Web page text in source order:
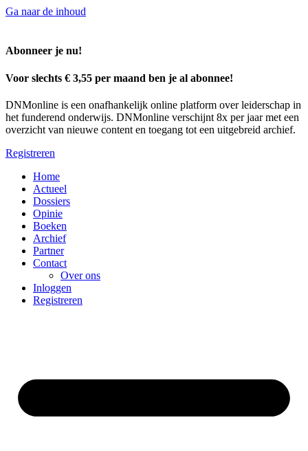
Ga naar de inhoud
Abonneer je nu!
Voor slechts € 3,55 per maand ben je al abonnee!
DNMonline is een onafhankelijk online platform over leiderschap in
het funderend onderwijs. DNMonline verschijnt 8x per jaar met een
overzicht van nieuwe content en toegang tot een uitgebreid archief.
Registreren
Home
Actueel
Dossiers
Opinie
Boeken
Archief
Partner
Contact
Over ons
Inloggen
Registreren